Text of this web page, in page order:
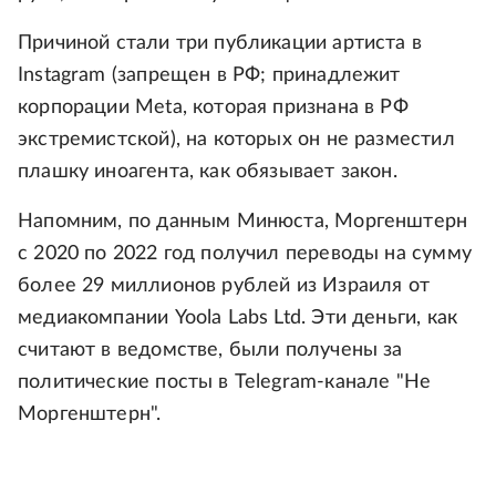
Причиной стали три публикации артиста в
Instagram (запрещен в РФ; принадлежит
корпорации Meta, которая признана в РФ
экстремистской), на которых он не разместил
плашку иноагента, как обязывает закон.
Напомним, по данным Минюста, Моргенштерн
с 2020 по 2022 год получил переводы на сумму
более 29 миллионов рублей из Израиля от
медиакомпании Yoola Labs Ltd. Эти деньги, как
считают в ведомстве, были получены за
политические посты в Telegram-канале "Не
Моргенштерн".